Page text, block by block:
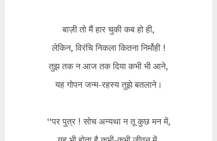
बाज़ी तो मैं हार चुकी कब हो ही,
लेकिन, विरंचि निकला कितना निर्मोही !
तुझ तक न आज तक दिया कभी भी आने,
यह गोपन जन्म-रहस्य तुझे बतलाने।
‘‘पर पुत्र ! सोच अन्यथा न तू कुछ मन में,